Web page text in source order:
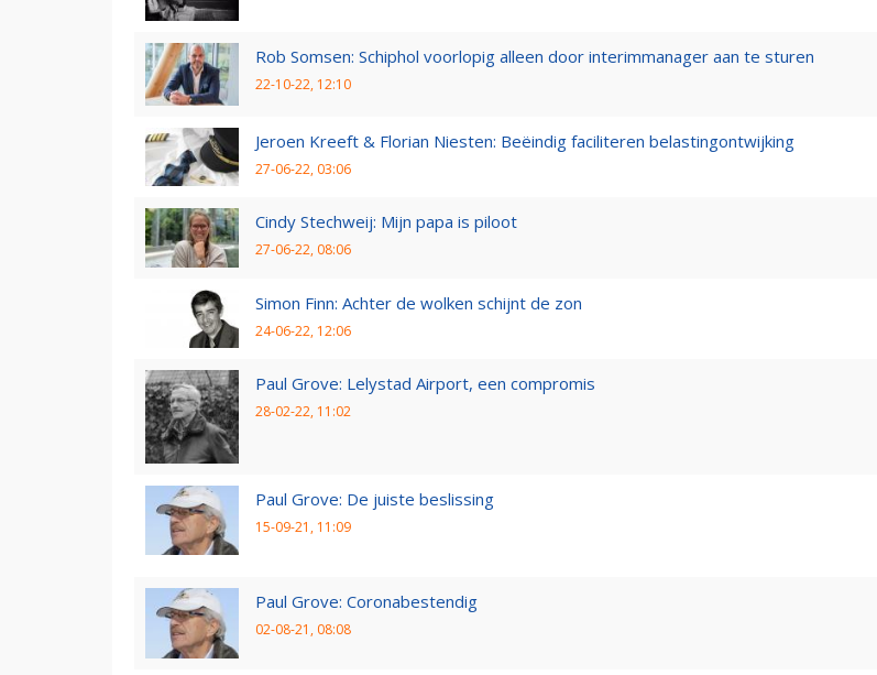
Rob Somsen: Schiphol voorlopig alleen door interimmanager aan te sturen
22-10-22, 12:10
Jeroen Kreeft & Florian Niesten: Beëindig faciliteren belastingontwijking
27-06-22, 03:06
Cindy Stechweij: Mijn papa is piloot
27-06-22, 08:06
Simon Finn: Achter de wolken schijnt de zon
24-06-22, 12:06
Paul Grove: Lelystad Airport, een compromis
28-02-22, 11:02
Paul Grove: De juiste beslissing
15-09-21, 11:09
Paul Grove: Coronabestendig
02-08-21, 08:08